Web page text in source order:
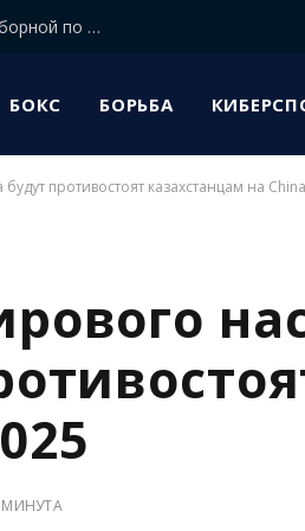
В Казахстане выбрали нового главного тренера сборной по футболу
БОКС БОРЬБА
противостоят казахстанцам на
МИНУТА